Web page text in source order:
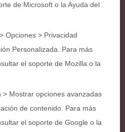
de Microsoft o la Ayuda del
> Opciones > Privacidad
Personalizada. Para más
el soporte de Mozilla o la
> Mostrar opciones avanzadas
de contenido. Para más
el soporte de Google o la